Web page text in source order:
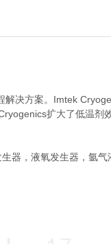
决方案。 Imtek
扩大了低温剂
器，液氧发生器，氩